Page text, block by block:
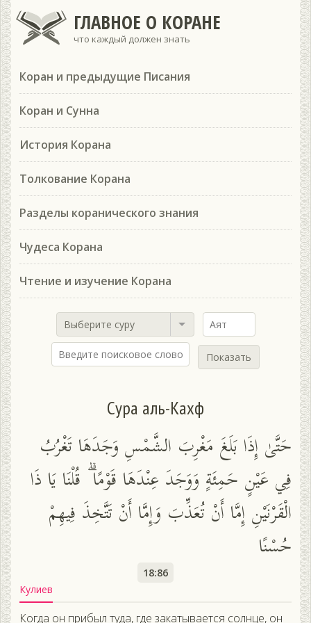
ГЛАВНОЕ О КОРАНЕ
что каждый должен знать
Коран и предыдущие Писания
Коран и Сунна
История Корана
Толкование Корана
Разделы коранического знания
Чудеса Корана
Чтение и изучение Корана
Выберите суру
Показать
Сура аль-Кахф
حَتَّىٰ إِذَا بَلَغَ مَغْرِبَ الشَّمْسِ وَجَدَهَا تَغْرُبُ
فِي عَيْنٍ حَمِئَةٍ وَوَجَدَ عِنْدَهَا قَوْمًا ۗ قُلْنَا يَا ذَا
الْقَرْنَيْنِ إِمَّا أَنْ تُعَذِّبَ وَإِمَّا أَنْ تَتَّخِذَ فِيهِمْ
حُسْنًا
18:86
Кулиев
Когда он прибыл туда, где закатывается солнце, он